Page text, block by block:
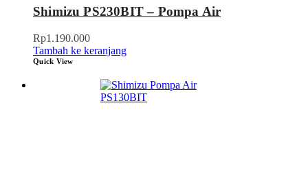
Shimizu PS230BIT – Pompa Air
Rp1.190.000
Tambah ke keranjang
Quick View